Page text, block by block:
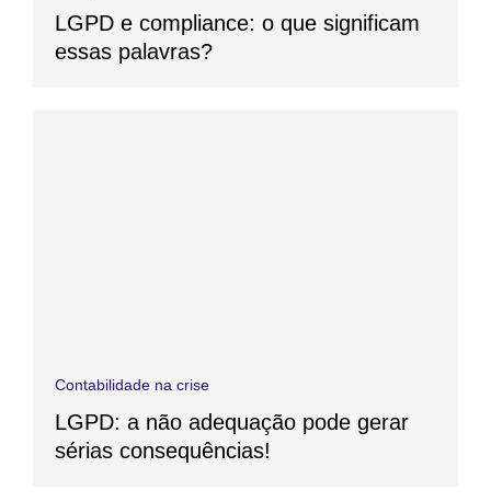
LGPD e compliance: o que significam
essas palavras?
Contabilidade na crise
LGPD: a não adequação pode gerar
sérias consequências!